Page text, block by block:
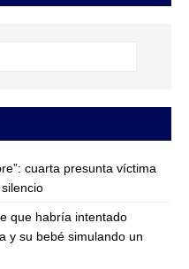
cuarta presunta víctima
que habría intentado
y su bebé simulando un